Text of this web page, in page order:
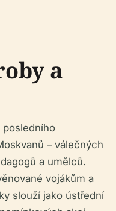
a
posledního
– válečných
a umělců.
vojákům a
slouží jako ústřední